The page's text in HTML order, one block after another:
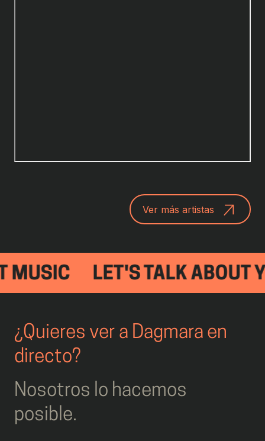
Ver más artistas
LET'S TALK ABOUT
¿Quieres ver a Dagmara en
directo?
Nosotros lo hacemos
posible.